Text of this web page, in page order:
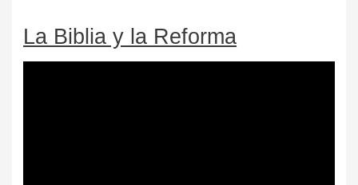
La Biblia y la Reforma